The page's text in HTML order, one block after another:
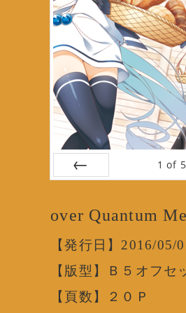
1 of 5
over Quantum
【発行日】2016/05/
【版型】Ｂ５オフセ
【頁数】２０Ｐ